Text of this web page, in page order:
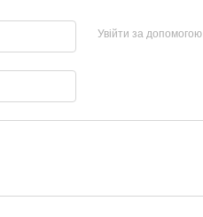
Увійти за допомогою